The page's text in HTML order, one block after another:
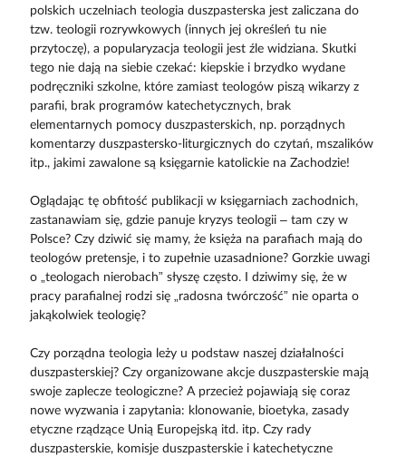
polskich uczelniach teologia duszpasterska jest zaliczana do
tzw. teologii rozrywkowych (innych jej określeń tu nie
przytoczę), a popularyzacja teologii jest źle widziana. Skutki
tego nie dają na siebie czekać: kiepskie i brzydko wydane
podręczniki szkolne, które zamiast teologów piszą wikarzy z
parafii, brak programów katechetycznych, brak
elementarnych pomocy duszpasterskich, np. porządnych
komentarzy duszpastersko-liturgicznych do czytań, mszalików
itp., jakimi zawalone są księgarnie katolickie na Zachodzie!
Oglądając tę obfitość publikacji w księgarniach zachodnich,
zastanawiam się, gdzie panuje kryzys teologii – tam czy w
Polsce? Czy dziwić się mamy, że księża na parafiach mają do
teologów pretensje, i to zupełnie uzasadnione? Gorzkie uwagi
o „teologach nierobach” słyszę często. I dziwimy się, że w
pracy parafialnej rodzi się „radosna twórczość” nie oparta o
jakąkolwiek teologię?
Czy porządna teologia leży u podstaw naszej działalności
duszpasterskiej? Czy organizowane akcje duszpasterskie mają
swoje zaplecze teologiczne? A przecież pojawiają się coraz
nowe wyzwania i zapytania: klonowanie, bioetyka, zasady
etyczne rządzące Unią Europejską itd. itp. Czy rady
duszpasterskie, komisje duszpasterskie i katechetyczne